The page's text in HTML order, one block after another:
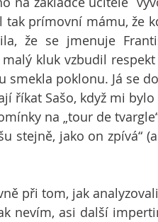
tak prímovní mámu, že
že se jmenuje
kluk vzbudil
smekla poklonu. Já se
říkat Sašo, když mi
na „tour de
stejně, jako on zpívá“
při tom, jak
nevím, asi další